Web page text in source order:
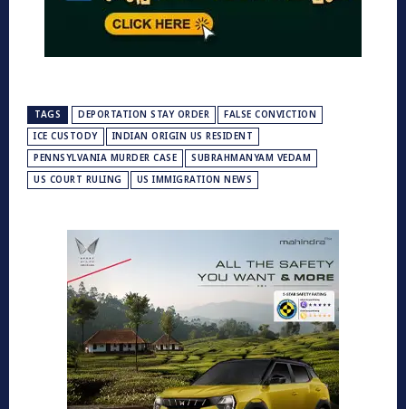
TAGS DEPORTATION STAY ORDER
FALSE CONVICTION
ICE CUSTODY
INDIAN ORIGIN US RESIDENT
PENNSYLVANIA MURDER CASE
SUBRAHMANYAM VEDAM
US COURT RULING
US IMMIGRATION NEWS